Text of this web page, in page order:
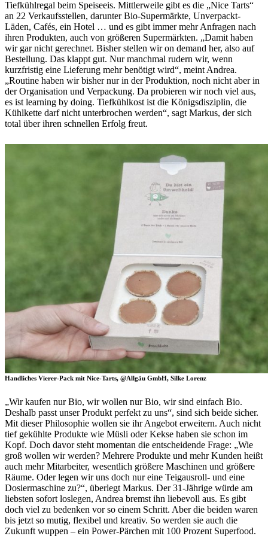
Tiefkühlregal beim Speiseeis. Mittlerweile gibt es die „Nice Tarts“
an 22 Verkaufsstellen, darunter Bio-Supermärkte, Unverpackt-
Läden, Cafés, ein Hotel … und es gibt immer mehr Anfragen nach
ihren Produkten, auch von größeren Supermärkten. „Damit haben
wir gar nicht gerechnet. Bisher stellen wir on demand her, also auf
Bestellung. Das klappt gut. Nur manchmal rudern wir, wenn
kurzfristig eine Lieferung mehr benötigt wird“, meint Andrea.
„Routine haben wir bisher nur in der Produktion, noch nicht aber in
der Organisation und Verpackung. Da probieren wir noch viel aus,
es ist learning by doing. Tiefkühlkost ist die Königsdisziplin, die
Kühlkette darf nicht unterbrochen werden“, sagt Markus, der sich
total über ihren schnellen Erfolg freut.
Handliches Vierer-Pack mit Nice-Tarts, @Allgäu GmbH, Silke Lorenz
„Wir kaufen nur Bio, wir wollen nur Bio, wir sind einfach Bio.
Deshalb passt unser Produkt perfekt zu uns“, sind sich beide sicher.
Mit dieser Philosophie wollen sie ihr Angebot erweitern. Auch nicht
tief gekühlte Produkte wie Müsli oder Kekse haben sie schon im
Kopf. Doch davor steht momentan die entscheidende Frage: „Wie
groß wollen wir werden? Mehrere Produkte und mehr Kunden heißt
auch mehr Mitarbeiter, wesentlich größere Maschinen und größere
Räume. Oder legen wir uns doch nur eine Teigausroll- und eine
Dosiermaschine zu?“, überlegt Markus. Der 31-Jährige würde am
liebsten sofort loslegen, Andrea bremst ihn liebevoll aus. Es gibt
doch viel zu bedenken vor so einem Schritt. Aber die beiden waren
bis jetzt so mutig, flexibel und kreativ. So werden sie auch die
Zukunft wuppen – ein Power-Pärchen mit 100 Prozent Superfood.